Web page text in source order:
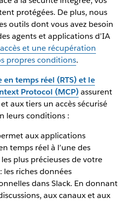
protégées. De plus, nous
outils dont vous avez besoin
agents et applications d’IA
et une récupération
propres conditions.
en temps réel (RTS) et le
Protocol (MCP)assurent
aux tiers un accès sécurisé
leurs conditions :
aux applications
temps réel à l’une des
plus précieuses de votre
les riches données
dans Slack. En donnant
aux canaux et aux